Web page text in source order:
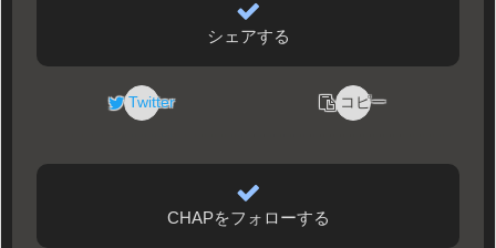
シェアする
Twitter コピー
CHAPをフォローする